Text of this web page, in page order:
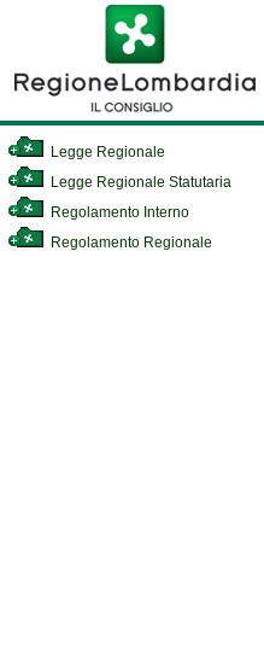
Legge Regionale
Legge Regionale Statutaria
Regolamento Interno
Regolamento Regionale